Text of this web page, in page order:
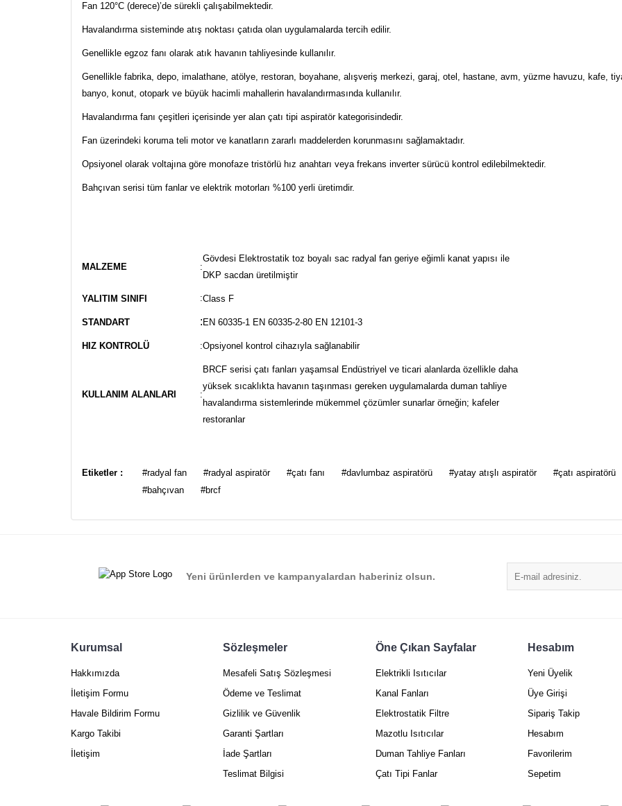
Fan 120°C (derece)’de sürekli çalışabilmektedir.
Havalandırma sisteminde atış noktası çatıda olan uygulamalarda tercih edilir.
Genellikle egzoz fanı olarak atık havanın tahliyesinde kullanılır.
Genellikle fabrika, depo, imalathane, atölye, restoran, boyahane, alışveriş merkezi, garaj, otel, hastane, avm, yüzme havuzu, kafe,
banyo, konut, otopark ve büyük hacimli mahallerin havalandırmasında kullanılır.
Havalandırma fanı çeşitleri içerisinde yer alan çatı tipi aspiratör kategorisindedir.
Fan üzerindeki koruma teli motor ve kanatların zararlı maddelerden korunmasını sağlamaktadır.
Opsiyonel olarak voltajına göre monofaze tristörlü hız anahtarı veya frekans inverter sürücü kontrol edilebilmektedir.
Bahçıvan serisi tüm fanlar ve elektrik motorları %100 yerli üretimdir.
MALZEME :
Gövdesi Elektrostatik toz boyalı sac radyal fan geriye eğimli kanat yapısı ile
DKP sacdan üretilmiştir
YALITIM SINIFI :Class F
STANDART : EN 60335-1 EN 60335-2-80 EN 12101-3
HIZ KONTROLÜ :Opsiyonel kontrol cihazıyla sağlanabilir
KULLANIM ALANLARI :
BRCF serisi çatı fanları yaşamsal Endüstriyel ve ticari alanlarda özellikle daha
yüksek sıcaklıkta havanın taşınması gereken uygulamalarda duman tahliye
havalandırma sistemlerinde mükemmel çözümler sunarlar örneğin; kafeler
restoranlar
Bu ürüne ilk yorumu siz yapın!
Ürün açıklamasında eksik bilgiler bulunuyor.
Bu ürüne benzer farklı alternatifler olmalı.
Etiketler : #radyal fan #radyal aspiratör #çatı fanı #davlumbaz aspiratörü #yatay atışlı aspiratör #çatı aspiratörü
#bahçıvan
#brcf
Yeni ürünlerden ve kampanyalardan haberiniz olsun.
Kurumsal
Hakkımızda
İletişim Formu
Havale Bildirim Formu
Kargo Takibi
İletişim
Sözleşmeler
Mesafeli Satış Sözleşmesi
Ödeme ve Teslimat
Gizlilik ve Güvenlik
Garanti Şartları
İade Şartları
Teslimat Bilgisi
Öne Çıkan Sayfalar
Elektrikli Isıtıcılar
Kanal Fanları
Elektrostatik Filtre
Mazotlu Isıtıcılar
Duman Tahliye Fanları
Çatı Tipi Fanlar
Hesabım
Yeni Üyelik
Üye Girişi
Sipariş Takip
Hesabım
Favorilerim
Sepetim